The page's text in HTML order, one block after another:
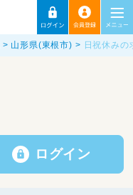
山形県(東根市) 日祝休みの
ログイン